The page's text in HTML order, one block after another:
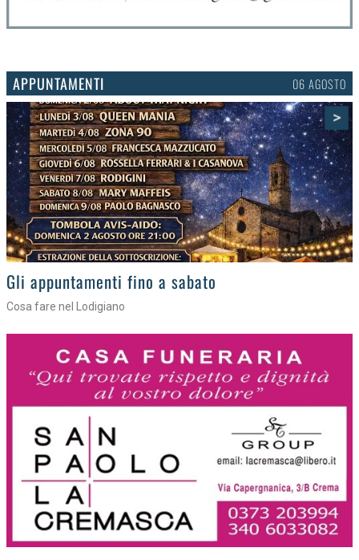
APPUNTAMENTI 03 AGOSTO
>
Gli eventi della settimana
Tra torte, cinema e musica live